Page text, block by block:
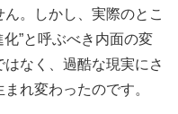
。しかし、実際のとこ
化”と呼ぶべき内面の変
なく、過酷な現実にさ
れ変わったのです。